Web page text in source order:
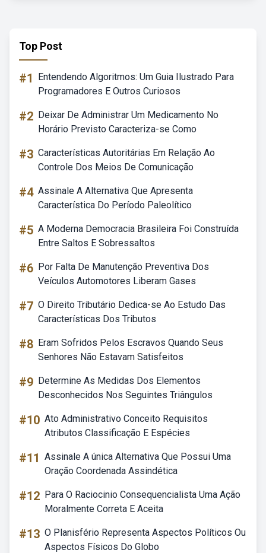
Top Post
#1
Entendendo Algoritmos: Um Guia Ilustrado Para
Programadores E Outros Curiosos
#2 Deixar De Administrar Um Medicamento No
Horário Previsto Caracteriza-se Como
#3 Características Autoritárias Em Relação Ao
Controle Dos Meios De Comunicação
#4 Assinale A Alternativa Que Apresenta
Característica Do Período Paleolítico
#5 A Moderna Democracia Brasileira Foi Construída
Entre Saltos E Sobressaltos
#6 Por Falta De Manutenção Preventiva Dos
Veículos Automotores Liberam Gases
#7 O Direito Tributário Dedica-se Ao Estudo Das
Características Dos Tributos
#8 Eram Sofridos Pelos Escravos Quando Seus
Senhores Não Estavam Satisfeitos
#9 Determine As Medidas Dos Elementos
Desconhecidos Nos Seguintes Triângulos
#10 Ato Administrativo Conceito Requisitos
Atributos Classificação E Espécies
#11 Assinale A única Alternativa Que Possui Uma
Oração Coordenada Assindética
#12 Para O Raciocinio Consequencialista Uma Ação
Moralmente Correta E Aceita
#13 O Planisfério Representa Aspectos Políticos Ou
Aspectos Físicos Do Globo